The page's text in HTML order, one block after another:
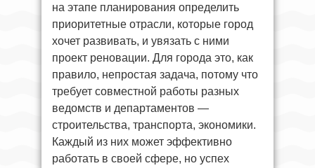
на этапе планирования определить
приоритетные отрасли, которые город
хочет развивать, и увязать с ними
проект реновации. Для города это, как
правило, непростая задача, потому что
требует совместной работы разных
ведомств и департаментов —
строительства, транспорта, экономики.
Каждый из них может эффективно
работать в своей сфере, но успех